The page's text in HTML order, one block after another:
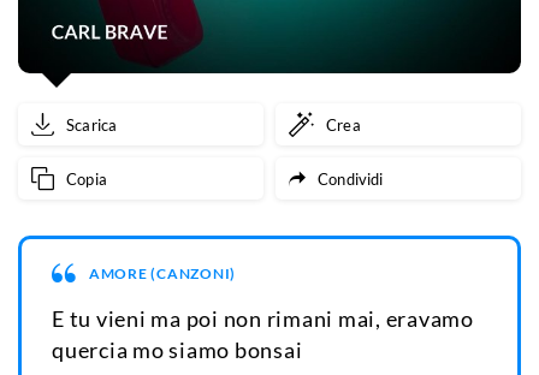
Scarica Crea
Copia Condividi
AMORE (CANZONI)
E tu vieni ma poi non rimani mai, eravamo
quercia mo siamo bonsai